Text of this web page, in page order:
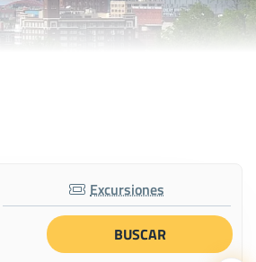
Excursiones